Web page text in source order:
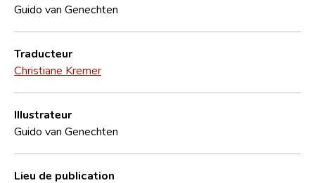
Guido van Genechten
Traducteur
Christiane Kremer
Illustrateur
Guido van Genechten
Lieu de publication